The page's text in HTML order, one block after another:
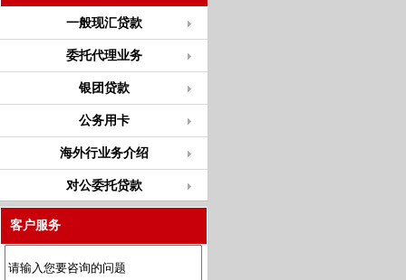
一般现汇贷款
委托代理业务
银团贷款
公务用卡
海外行业务介绍
对公委托贷款
客户服务